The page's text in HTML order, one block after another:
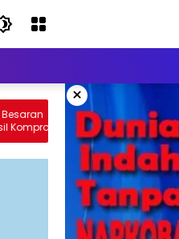
×
Diduga Kelewat Besar, Jatah
Kepala Bapenda Terancam
Hukum